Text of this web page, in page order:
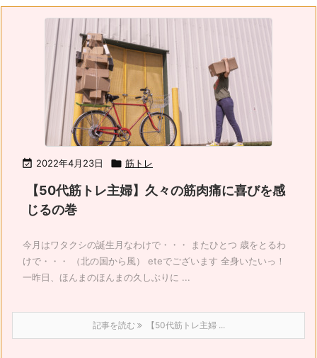
 2022年4月23日  筋トレ
【50代筋トレ主婦】久々の筋肉痛に喜びを感
じるの巻
今月はワタクシの誕生月なわけで・・・ またひとつ 歳をとるわ
けで・・・ （北の国から風） eteでございます 全身いたいっ！
一昨日、ほんまのほんまの久しぶりに ...
記事を読む 【50代筋トレ主婦 ...